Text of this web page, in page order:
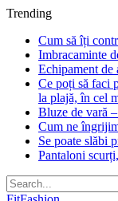
Trending
Cum să îți
Imbracaminte
Echipament de
Ce poți să faci
la plajă, în cel
Bluze de vară
Cum ne
Se poate slăbi
Pantaloni